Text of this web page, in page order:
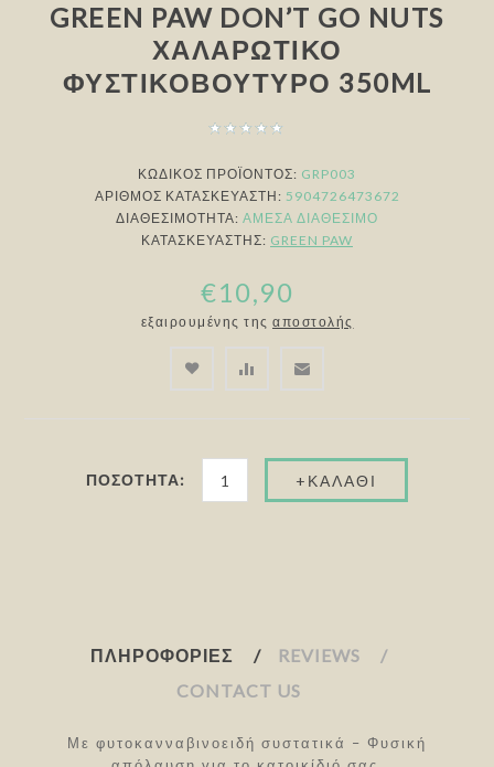
GREEN PAW DON’T GO NUTS
ΧΑΛΑΡΩΤΙΚΌ
ΦΥΣΤΙΚΟΒΟΎΤΥΡΟ 350ML
ΚΩΔΙΚΟΣ ΠΡΟΪΟΝΤΟΣ: GRP003
ΑΡΙΘΜΌΣ ΚΑΤΑΣΚΕΥΑΣΤΉ: 5904726473672
ΔΙΑΘΕΣΙΜΌΤΗΤΑ: ΆΜΕΣΑ ΔΙΑΘΈΣΙΜΟ
ΚΑΤΑΣΚΕΥΑΣΤΉΣ: GREEN PAW
€10,90
εξαιρουμένης της αποστολής
ΠΟΣΌΤΗΤΑ:
ΠΛΗΡΟΦΟΡΊΕΣ
REVIEWS
CONTACT US
Με φυτοκανναβινοειδή συστατικά – Φυσική